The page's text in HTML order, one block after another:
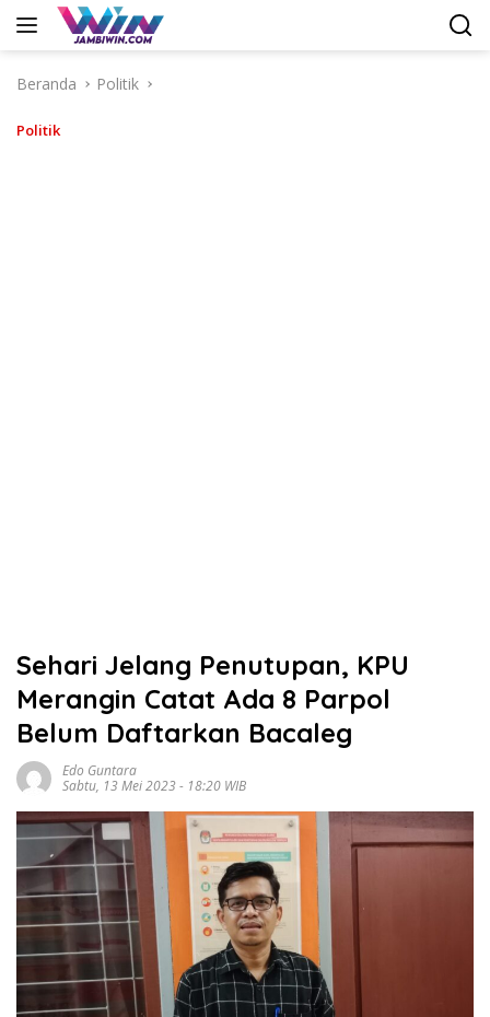
Langsung
Beranda
Politik
Politik
Sehari Jelang Penutupan, KPU
Merangin Catat Ada 8 Parpol
Belum Daftarkan Bacaleg
Edo Guntara
Sabtu, 13 Mei 2023 - 18:20 WIB